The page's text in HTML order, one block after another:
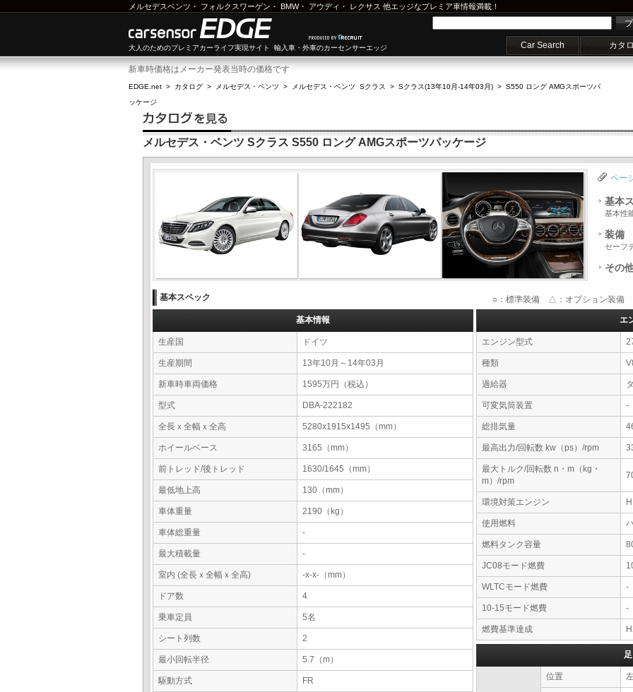
メルセデスベンツ ・ フォルクスワーゲン ・ BMW・ アウディ ・ レクサス 他エッジなプレミア車情報満載！
大人のためのプレミアカーライフ実現サイト 輸入車・外車のカーセンサーエッジ Car Search カタ
新車時価格はメーカー発表当時の価格です
EDGE.net > カタログ > メルセデス・ベンツ > メルセデス・ベンツ Sクラス > Sクラス(13年10月-14年03月) > S550 ロング AMGスポーツパ
ッケージ
メルセデス・ベンツ Sクラス S550 ロング AMGスポーツパッケージ
ペー
基本
基本性
装備
セーフ
その
基本スペック ○：標準装備 △：オプション装備 -
基本情報
生産国 ドイツ
生産期間 13年10月～14年03月
新車時車両価格 1595万円（税込）
型式 DBA-222182
全長ｘ全幅ｘ全高 5280x1915x1495（mm）
ホイールベース 3165（mm）
前トレッド/後トレッド 1630/1645（mm）
最低地上高 130（mm）
車体重量 2190（kg）
車体総重量 -
最大積載量 -
室内 (全長ｘ全幅ｘ全高) -x-x-（mm）
ドア数 4
乗車定員 5名
シート列数 2
最小回転半径 5.7（m）
駆動方式 FR
エ
エンジン型式
種類
過給器
可変気筒装置 -
総排気量
最高出力/回転数 kw（ps）/rpm
最大トルク/回転数 n・m（kg・
m）/rpm
環境対策エンジン
使用燃料
燃料タンク容量
JC08モード燃費
WLTCモード燃費 -
10-15モード燃費 -
燃費基準達成
位置